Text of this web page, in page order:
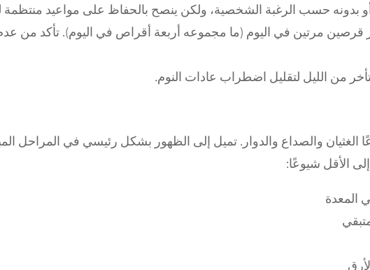
بدونه حسب الرغبة الشخصية، ولكن ينصح بالحفاظ على مواعيد منتظمة
قرصين مرتين في اليوم (ما مجموعه أربعة أقراص في اليوم). تأكد من
من الليل لتقليل اضطراب عادات النوم.
الغثيان والصداع والدوار. تميل إلى الظهور بشكل رئيسي في المراحل
إلى الأقل شيوعًا:
المعدة